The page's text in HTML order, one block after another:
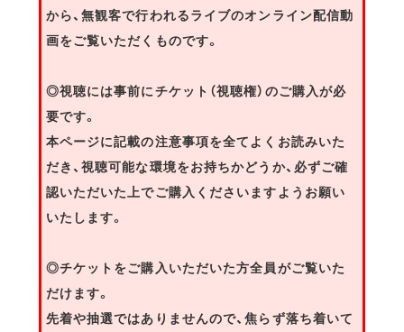
から、無観客で行われるライブのオンライン配信動
画をご覧いただくものです。
◎視聴には事前にチケット（視聴権）のご購入が必
要です。
本ページに記載の注意事項を全てよくお読みいた
だき、視聴可能な環境をお持ちかどうか、必ずご確
認いただいた上でご購入くださいますようお願い
いたします。
◎チケットをご購入いただいた方全員がご覧いた
だけます。
先着や抽選ではありませんので、焦らず落ち着いて